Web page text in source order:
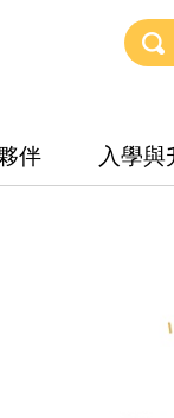
伴 入學與